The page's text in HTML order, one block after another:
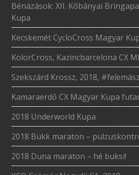
Bénázások: XII. Kőbányai
Kupa
Kecskemét CycloCross Magyar
KolorCross, Kazincbarcelona CX
Szekszárd Krossz, 2018,
Kamaraerdő CX Magyar Kupa
2018 Underworld Kupa
2018 Bükk maraton –
2018 Duna maraton – hé buksi!